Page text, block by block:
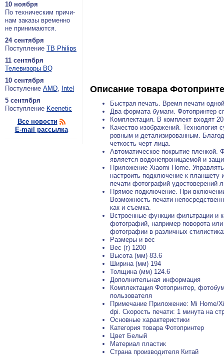
10 ноября
По тех­ни­че­ским при­чи­
нам за­ка­зы вре­мен­но
не при­ни­ма­ют­ся.
24 сентября
По­ступ­ле­ние ТВ Philips
11 сентября
Теле­ви­зо­ры BQ
10 сентября
По­сту­ле­ние AMD, Intel
5 сентября
По­ступ­ле­ние Keenetic
Все новости
E-mail рассылка
Описание товара
Быстрая печать. Время печати
Два формата бумаги. Фотопринтер
Комплектация. В комплект входят
Качество изображений. Технология
ровным и детализированным.
четкость черт лица.
Автоматическое покрытие пленкой.
является водонепроницаемой и
Приложение Xiaomi Home.
настроить подключение к
печати фотографий удостоверений
Прямое подключение. При
Возможность печати
как и съемка.
Встроенные функции фильтрации и
фотографий, например поворота
фотографии в различных
Размеры и вес
Вес (г) 1200
Высота (мм) 83.6
Ширина (мм) 194
Толщина (мм) 124.6
Дополнительная информация
Комплектация Фотопринтер,
пользователя
Примечание Приложение: Mi Home/
dpi. Скорость печати: 1 минута на
Основные характеристики
Категория товара Фотопринтер
Цвет Белый
Материал пластик
Страна производителя Китай